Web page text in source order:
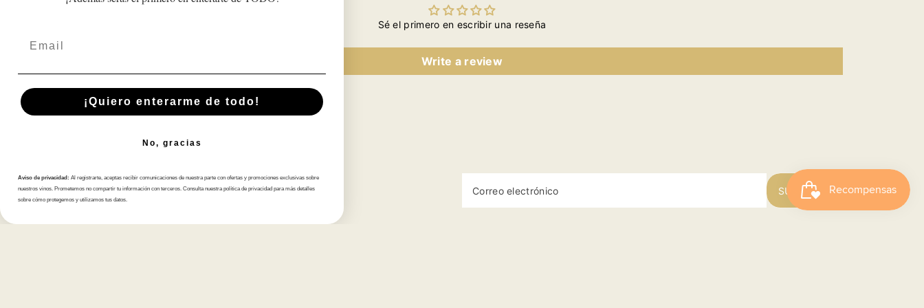
Sé el primero en escribir una reseña
Write a review
Suscríbete A Nuestra Newsletter Correo electrónico SUSCRIBIRSE
¡Quiero enterarme de todo!
No, gracias
Aviso de privacidad: Al registrarte, aceptas recibir comunicaciones de nuestra parte con ofertas y promociones exclusivas sobre
nuestros vinos. Prometemos no compartir tu información con terceros. Consulta nuestra política de privacidad para más detalles
sobre cómo protegemos y utilizamos tus datos.